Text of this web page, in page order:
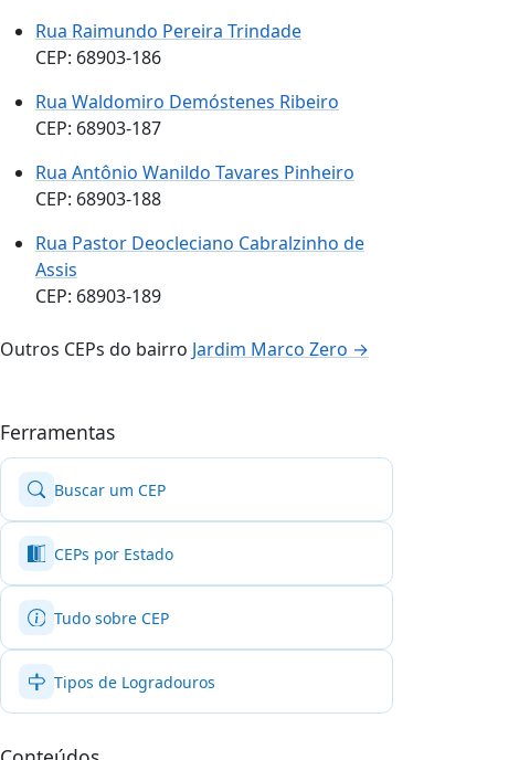
Rua Raimundo Pereira Trindade
CEP: 68903-186
Rua Waldomiro Demóstenes Ribeiro
CEP: 68903-187
Rua Antônio Wanildo Tavares Pinheiro
CEP: 68903-188
Rua Pastor Deocleciano Cabralzinho de
Assis
CEP: 68903-189
Outros CEPs do bairro Jardim Marco Zero →
Ferramentas
Buscar um CEP
CEPs por Estado
Tudo sobre CEP
Tipos de Logradouros